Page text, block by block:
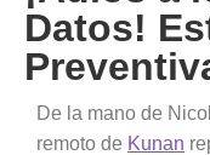
Datos!
De la mano de
remoto de Kunan